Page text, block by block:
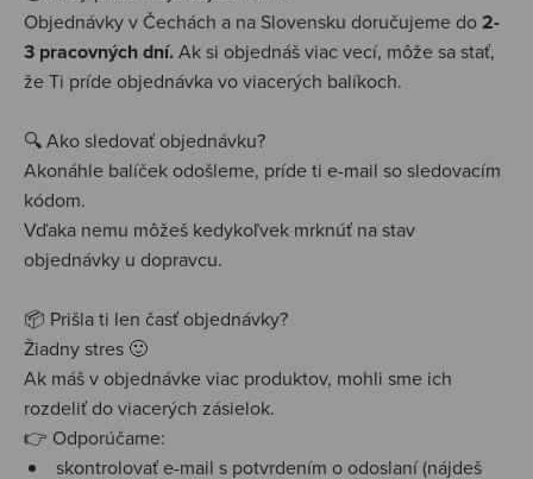
Objednávky v Čechách a na Slovensku doručujeme do2-
3 pracovných dní.Ak si objednáš viac vecí, môže sa stať,
že Ti príde objednávka vo viacerých balíkoch.
🔍 Ako sledovať objednávku?
Akonáhle balíček odošleme, príde ti e-mail so sledovacím
kódom.
Vďaka nemu môžeš kedykoľvek mrknúť na stav
objednávky u dopravcu.
📦 Prišla ti len časť objednávky?
Žiadny stres 🙂
Ak máš v objednávke viac produktov, mohli sme ich
rozdeliť do viacerých zásielok.
👉 Odporúčame:
skontrolovať e-mail s potvrdením o odoslaní (nájdeš